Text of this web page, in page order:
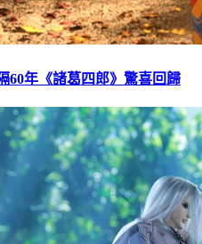
年《諸葛四郎》驚喜回歸